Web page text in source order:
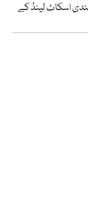
اسکاٹ لینڈ کے